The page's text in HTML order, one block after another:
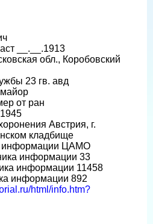
__.__.1913
обл., Коробовский
23 гв. авд
майор
от ран
Австрия, г.
кладбище
информации ЦАМО
информации 33
информации 11458
информации 892
html/info.htm?